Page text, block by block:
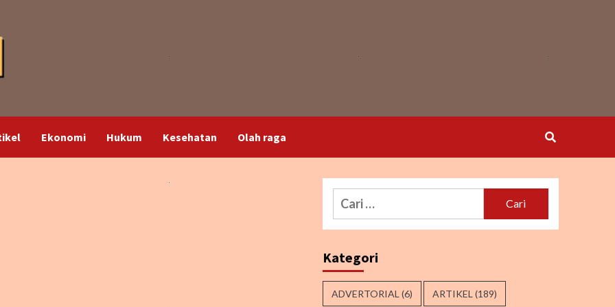
Ekonomi Hukum Kesehatan Olah raga
Cari
untuk:
Kategori
ADVERTORIAL (6) ARTIKEL (189)